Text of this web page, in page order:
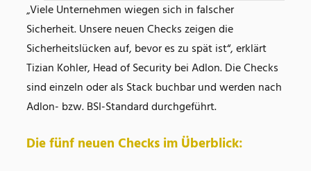
„Viele Unternehmen wiegen sich in falscher
Sicherheit. Unsere neuen Checks zeigen die
Sicherheitslücken auf, bevor es zu spät ist“, erklärt
Tizian Kohler, Head of Security bei Adlon. Die Checks
sind einzeln oder als Stack buchbar und werden nach
Adlon- bzw. BSI-Standard durchgeführt.
Die fünf neuen Checks im Überblick: